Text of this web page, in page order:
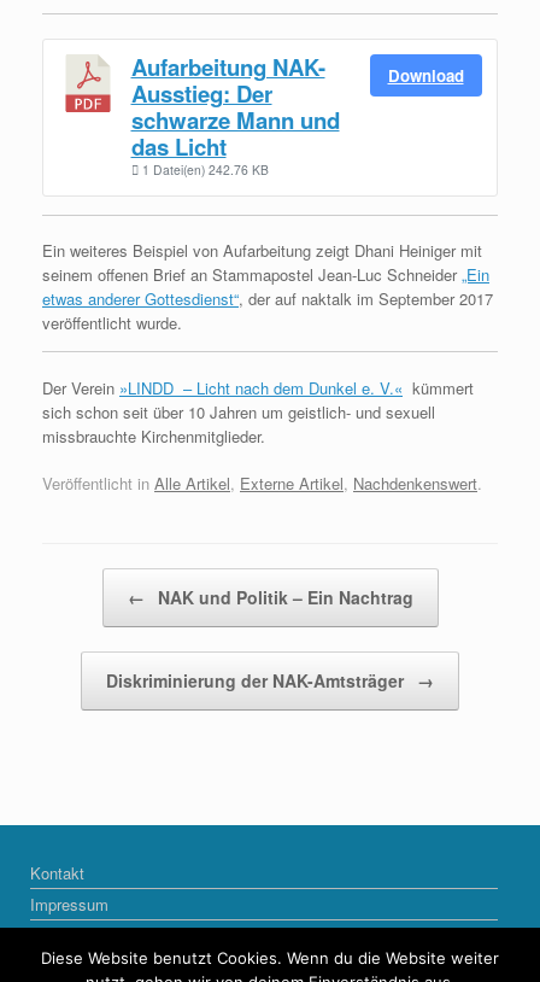
Aufarbeitung NAK-
Ausstieg: Der
schwarze Mann und
das Licht
1 Datei(en) 242.76 KB
Download
Ein weiteres Beispiel von Aufarbeitung zeigt Dhani Heiniger mit
seinem offenen Brief an Stammapostel Jean-Luc Schneider„Ein
etwas anderer Gottesdienst“, der auf naktalk im September 2017
veröffentlicht wurde.
Der Verein »LINDD – Licht nach dem Dunkel e. V.« kümmert
sich schon seit über 10 Jahren um geistlich- und sexuell
missbrauchte Kirchenmitglieder.
Veröffentlicht in Alle Artikel, Externe Artikel, Nachdenkenswert.
← NAK und Politik – Ein Nachtrag
Diskriminierung der NAK-Amtsträger →
Kontakt
Impressum
Diese Website benutzt Cookies. Wenn du die Website weiter